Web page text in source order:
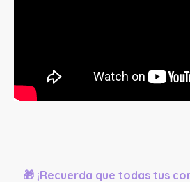
🎁 ¡Recuerda que todas tus